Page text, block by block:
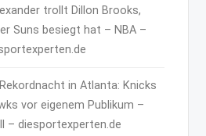
trollt Dillon Brooks,
Suns besiegt hat – NBA –
in Atlanta: Knicks
vor eigenem Publikum –
– diesportexperten.de